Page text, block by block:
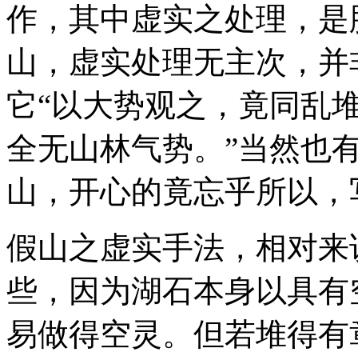
作，其中虚实之处理，
山，虚实处理无主次，
它“以大势观之，竟同乱
全无山林气势。”当然也
山，开心的竟忘乎所以
假山之虚实手法，相对
些，因为湖石本身以具
易做得空灵。但若堆得